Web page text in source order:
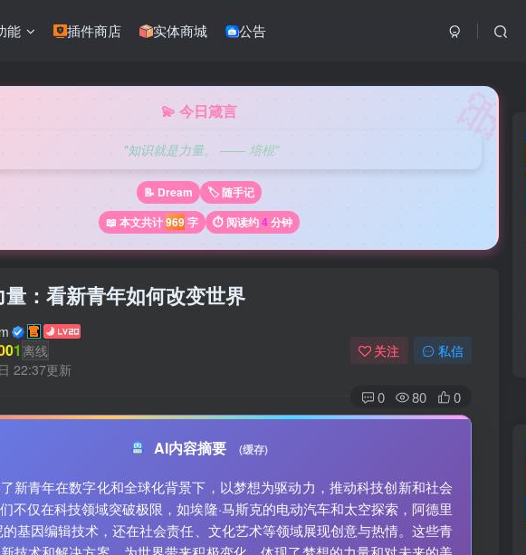
能 插件商店 实体商城 公告
💫 今日箴言
"知识就是力量。 —— 培根"
📝 Dream
🏷️ 随手记
📖 本文共计969字 ⏱️ 阅读约4 分钟
：看新青年如何改变世界
离线
22:37更新
关注 私信
0 80 0
AI内容摘要 (缓存)
新青年在数字化和全球化背景下，以梦想为驱动力，推动科技创新和社会
不仅在科技领域突破极限，如埃隆·马斯克的电动汽车和太空探索，阿德里
的基因编辑技术，还在社会责任、文化艺术等领域展现创意与热情。这些青